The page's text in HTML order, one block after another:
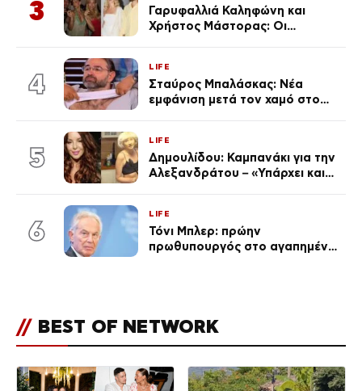
3
Γαρυφαλλιά Καληφώνη και
Χρήστος Μάστορας: Οι
απαρατήρητη
4
LIFE
Σταύρος Μπαλάσκας: Νέα
εμφάνιση μετά τον χαμό στο
5
LIFE
Δημουλίδου: Καμπανάκι για την
Αλεξανδράτου – «Υπάρχει και
6
LIFE
Τόνι Μπλερ: πρώην
πρωθυπουργός στο αγαπημένο
// BEST OF NETWORK